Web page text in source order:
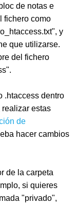
de notas e
fichero como
y
que utilizarse.
del fichero
.htaccess dentro
estas
de
hacer cambios
de la carpeta
si quieres
"privado",